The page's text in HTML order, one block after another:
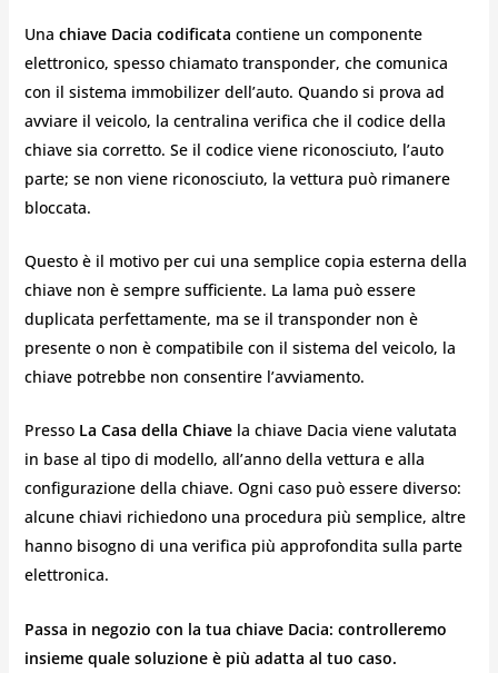
Una chiave Dacia codificata contiene un componente
elettronico, spesso chiamato transponder, che comunica
con il sistema immobilizer dell’auto. Quando si prova ad
avviare il veicolo, la centralina verifica che il codice della
chiave sia corretto. Se il codice viene riconosciuto, l’auto
parte; se non viene riconosciuto, la vettura può rimanere
bloccata.
Questo è il motivo per cui una semplice copia esterna della
chiave non è sempre sufficiente. La lama può essere
duplicata perfettamente, ma se il transponder non è
presente o non è compatibile con il sistema del veicolo, la
chiave potrebbe non consentire l’avviamento.
Presso La Casa della Chiavela chiave Dacia viene valutata
in base al tipo di modello, all’anno della vettura e alla
configurazione della chiave. Ogni caso può essere diverso:
alcune chiavi richiedono una procedura più semplice, altre
hanno bisogno di una verifica più approfondita sulla parte
elettronica.
Passa in negozio con la tua chiave Dacia: controlleremo
insieme quale soluzione è più adatta al tuo caso.